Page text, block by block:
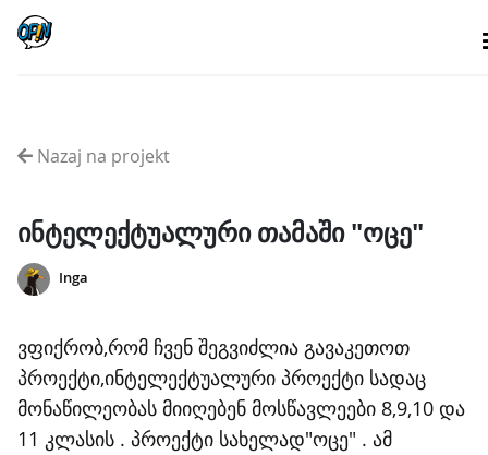
Nazaj na projekt
ინტელექტუალური თამაში "ოცე"
Inga
ვფიქრობ,რომ ჩვენ შეგვიძლია გავაკეთოთ
პროექტი,ინტელექტუალური პროექტი სადაც
მონაწილეობას მიიღებენ მოსწავლეები 8,9,10 და
11 კლასის . პროექტი სახელად"ოცე" . ამ